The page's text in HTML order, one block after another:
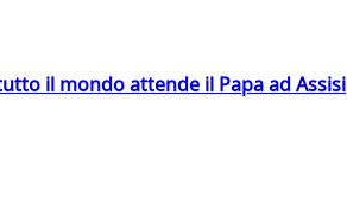
il mondo attende il Papa ad Assisi